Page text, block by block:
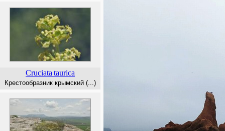
Cruciata taurica
Крестообразник крымский (...)